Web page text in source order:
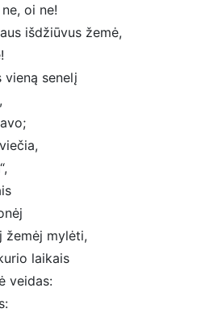
oi ne!
išdžiūvus žemė,
senelį
žemėj mylėti,
laikais
veidas: